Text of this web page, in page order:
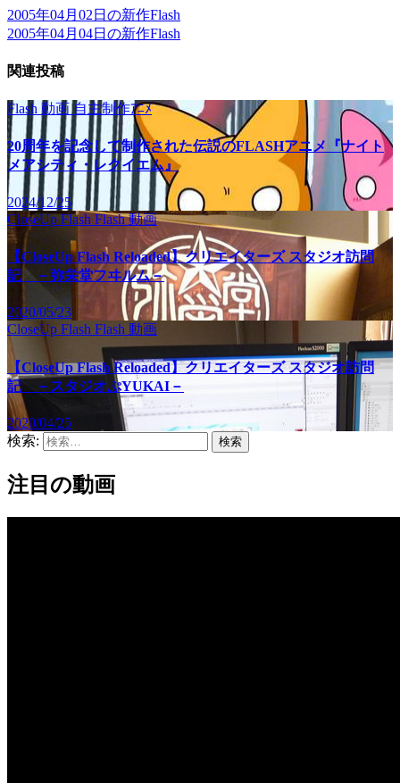
2005年04月02日の新作Flash
2005年04月04日の新作Flash
関連投稿
Flash 動画自主制作ｱﾆﾒ
20周年を記念して制作された伝説のFLASHアニメ『ナイト
メアシティ・レクイエム』
2024/12/25
CloseUp FlashFlash動画
【CloseUp Flash Reloaded】クリエイターズ スタジオ訪問
記 －弥栄堂フヰルム－
2020/05/23
CloseUp Flash Flash 動画
【CloseUp Flash Reloaded】クリエイターズ スタジオ訪問
記 －スタジオぷYUKAI－
2020/04/25
検索:
注目の動画